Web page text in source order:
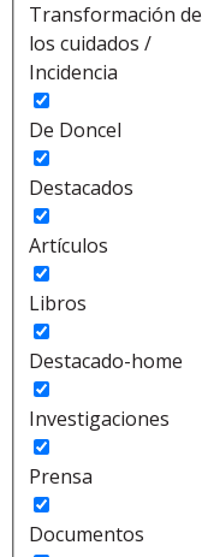
Transformación de
los cuidados /
Incidencia
De Doncel
Destacados
Artículos
Libros
Destacado-home
Investigaciones
Prensa
Documentos